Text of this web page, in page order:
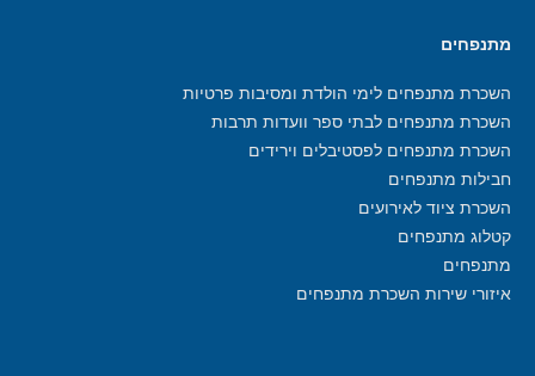
מתנפחים
השכרת מתנפחים לימי הולדת ומסיבות פרטיות
השכרת מתנפחים לבתי ספר וועדות תרבות
השכרת מתנפחים לפסטיבלים וירידים
חבילות מתנפחים
השכרת ציוד לאירועים
קטלוג מתנפחים
מתנפחים
איזורי שירות השכרת מתנפחים